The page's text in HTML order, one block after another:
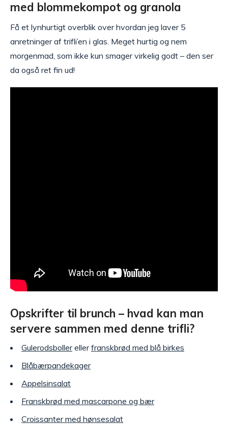
med blommekompot og granola
Få et lynhurtigt overblik over hvordan jeg laver 5
anretninger af trifli’en i glas. Meget hurtig og nem
morgenmad, som ikke kun smager virkelig godt – den ser
da også ret fin ud!
Opskrifter til brunch – hvad kan man
servere sammen med denne trifli?
Gulerodsbollerellerfranskbrød med blå birkes
Blåbærpandekager
Appelsinsalat
Franskbrød med mascarpone og bær
Croissanter med hønsesalat